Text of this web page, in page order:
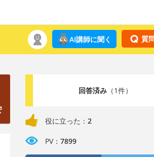
質
AI講師に聞く
回答済み（1件）
役に立った： 2
PV： 7899